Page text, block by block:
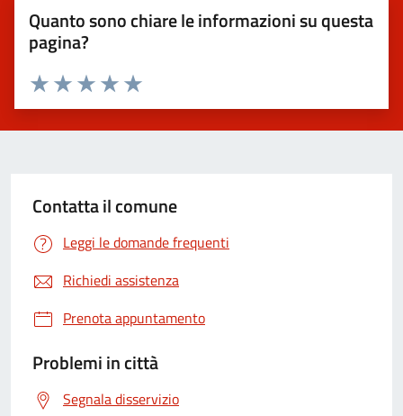
Quanto sono chiare le informazioni su questa
pagina?
Valuta 5 stelle su 5
Valuta 4 stelle su 5
Valuta 3 stelle su 5
Valuta 2 stelle su 5
Valuta 1 stelle su 5
Contatta il comune
Leggi le domande frequenti
Richiedi assistenza
Prenota appuntamento
Problemi in città
Segnala disservizio